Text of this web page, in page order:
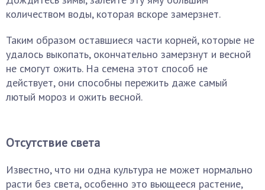
количеством воды, которая вскоре замерзнет.
Таким образом оставшиеся части корней, которые не
удалось выкопать, окончательно замерзнут и весной
не смогут ожить. На семена этот способ не
действует, они способны пережить даже самый
лютый мороз и ожить весной.
Отсутствие света
Известно, что ни одна культура не может нормально
расти без света, особенно это вьющееся растение,